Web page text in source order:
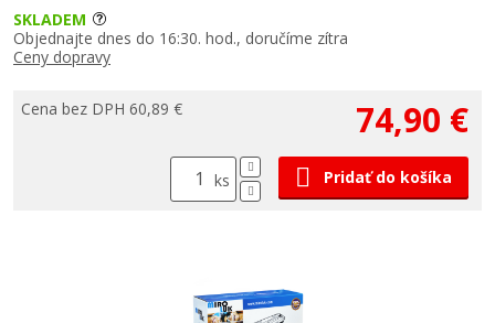
SKLADEM
Objednajte dnes do 16:30. hod., doručíme zítra
Ceny dopravy
Cena bez DPH 60,89 € 74,90 €
ks Pridať do košíka